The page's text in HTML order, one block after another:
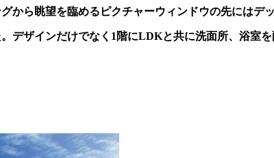
から眺望を臨めるピクチャーウィンドウの先にはデ
デザインだけでなく1階にLDKと共に洗面所、浴室を